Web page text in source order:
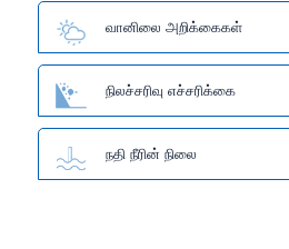
வானிலை அறிக்கைகள்
நிலச்சரிவு எச்சரிக்கை
நதி நீரின் நிலை